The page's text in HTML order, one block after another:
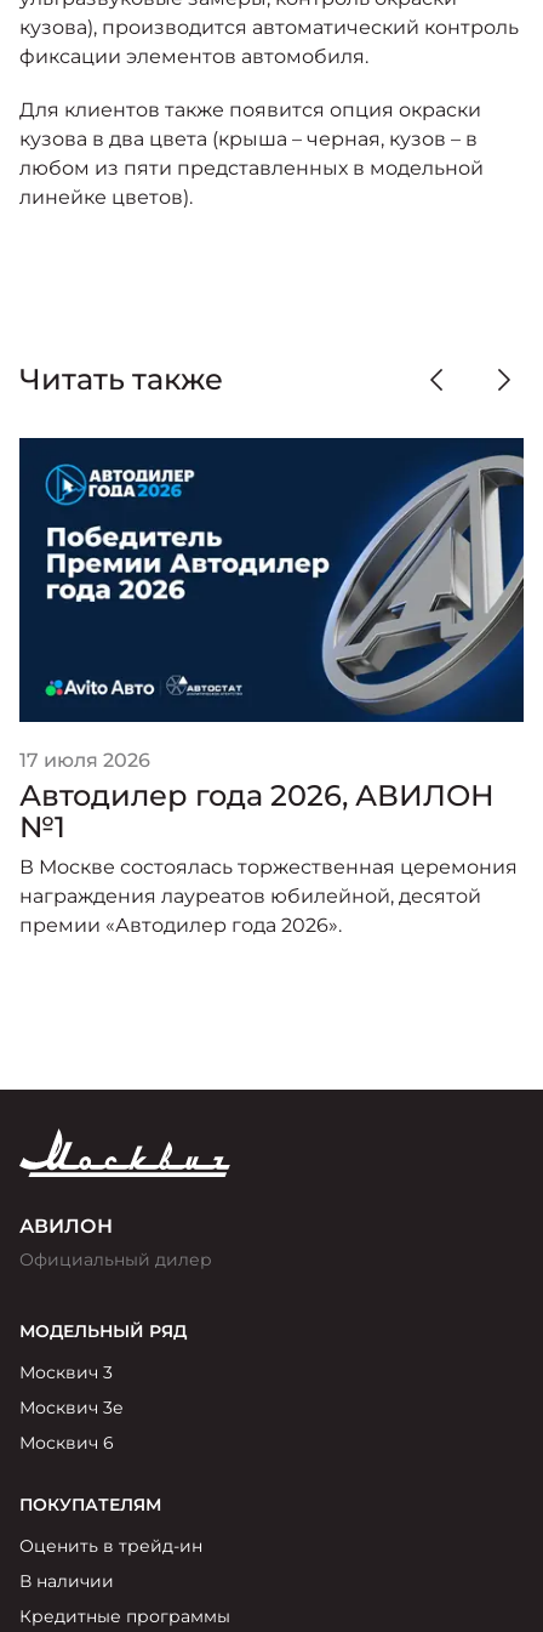
кузова), производится автоматический контроль
фиксации элементов автомобиля.
Для клиентов также появится опция окраски
кузова в два цвета (крыша – черная, кузов – в
любом из пяти представленных в модельной
линейке цветов).
Читать также
17 июля 2026
Автодилер года 2026, АВИЛОН
№1
В Москве состоялась торжественная церемония
награждения лауреатов юбилейной, десятой
премии «Автодилер года 2026».
АВИЛОН
Официальный дилер
МОДЕЛЬНЫЙ РЯД
Москвич 3
Москвич 3е
Москвич 6
ПОКУПАТЕЛЯМ
Оценить в трейд-ин
В наличии
Кредитные программы